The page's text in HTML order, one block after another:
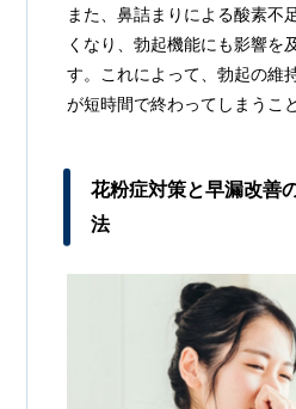
また、鼻詰まりによる酸素不
くなり、勃起機能にも影響を
す。これによって、勃起の維
が短時間で終わってしまうこ
花粉症対策と早漏改善
法